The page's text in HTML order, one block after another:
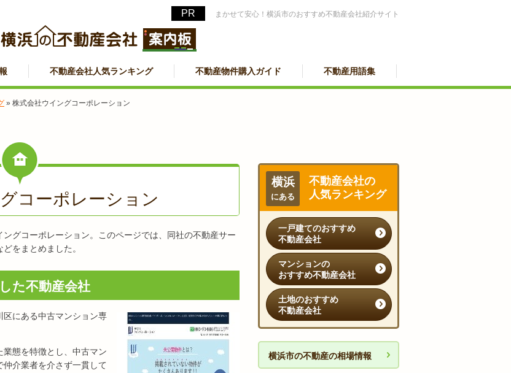
まかせて安心！横浜市のおすすめ不動産会社紹介サイト
不動産会社人気ランキング 不動産物件購入ガイド 不動産用語集
» 株式会社ウイングコーポレーション
コーポレーション
グコーポレーション。このページでは、同社の不動産サー
をまとめました。
た不動産会社
にある中古マンション専
業態を特徴とし、中古マン
介業者を介さず一貫して
横浜
にある
不動産会社の
人気ランキング
一戸建てのおすすめ
不動産会社
マンションの
おすすめ不動産会社
土地のおすすめ
不動産会社
横浜市の不動産の相場情報